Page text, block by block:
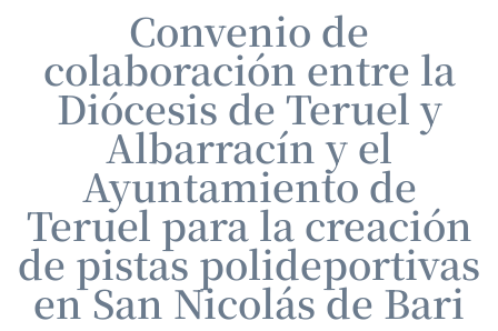
Convenio de
colaboración entre la
Diócesis de Teruel y
Albarracín y el
Ayuntamiento de
Teruel para la creación
de pistas polideportivas
en San Nicolás de Bari